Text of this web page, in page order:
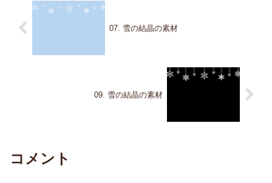
07. 雪の結晶の素材
09. 雪の結晶の素材
コメント